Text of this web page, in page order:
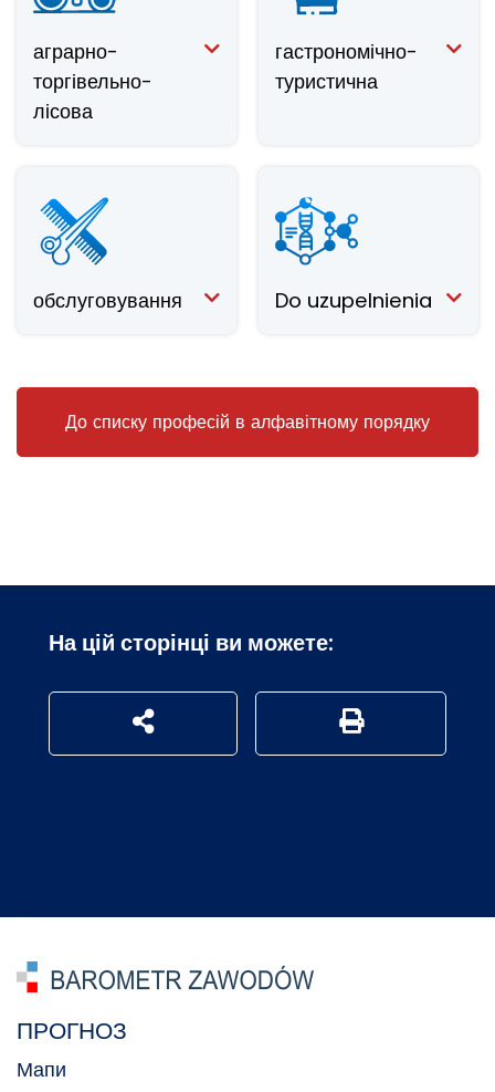
аграрно-
торгівельно-
лісова
гастрономічно-
туристична
обслуговування Do uzupelnienia
До списку професій в алфавітному порядку
На цій сторінці ви можете:
udostępnij na social mediachGeneruj wersję
ПРОГНОЗ
Мапи